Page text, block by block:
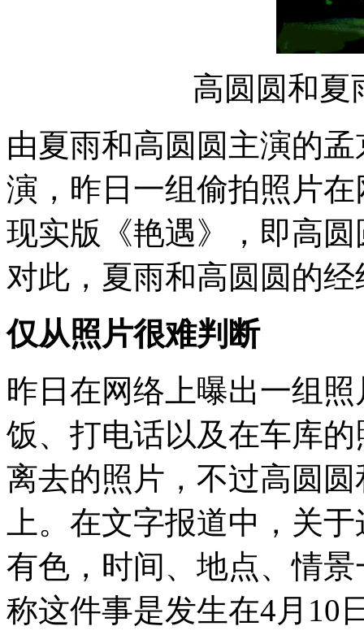
高圆圆和夏
由夏雨和高圆圆主演的
演，昨日一组偷拍照片
现实版《艳遇》，即高
对此，夏雨和高圆圆的
仅从照片很难判断
昨日在网络上曝出一组
饭、打电话以及在车库
离去的照片，不过高圆
上。在文字报道中，关
有色，时间、地点、情
称这件事是发生在4月10